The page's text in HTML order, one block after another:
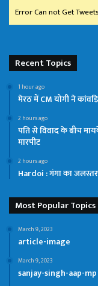
Error Can not Get
Recent Topics
1 hour ago
मेरठ में CM योगी ने
2 hours ago
पति से विवाद के बीच
मारपीट
2 hours ago
Hardoi : गंगा का जलस्तर
Most Popular Topics
March 9, 2023
article-image
March 9, 2023
sanjay-singh-aap-mp